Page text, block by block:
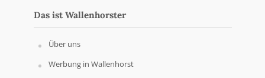
Das ist Wallenhorster
Über uns
Werbung in Wallenhorst